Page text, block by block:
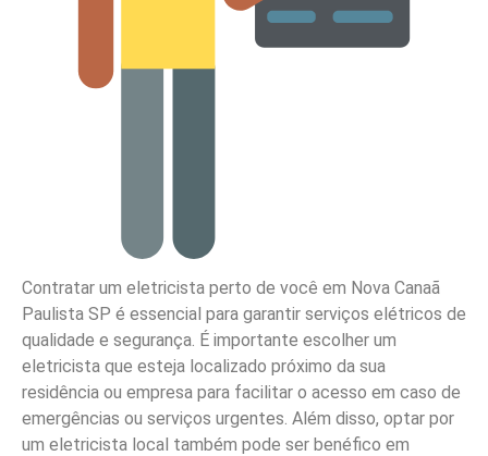
Contratar um eletricista perto de você em Nova Canaã
Paulista SP é essencial para garantir serviços elétricos de
qualidade e segurança. É importante escolher um
eletricista que esteja localizado próximo da sua
residência ou empresa para facilitar o acesso em caso de
emergências ou serviços urgentes. Além disso, optar por
um eletricista local também pode ser benéfico em